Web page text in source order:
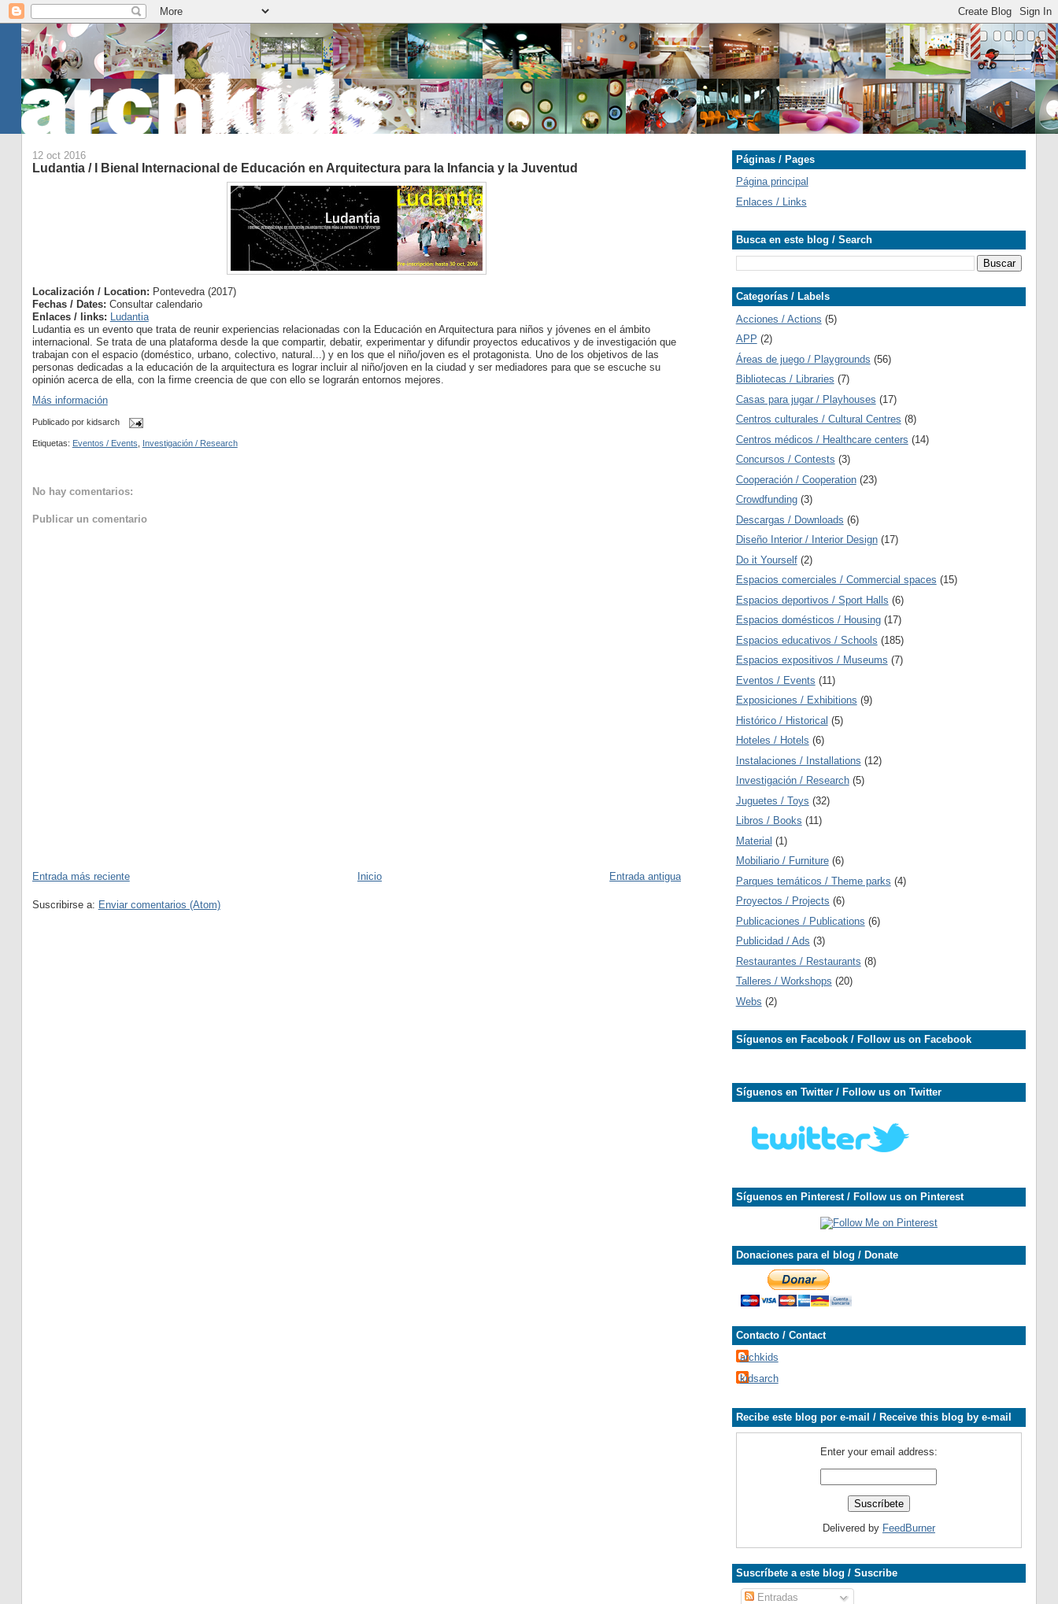
12 oct 2016
Ludantia / I Bienal Internacional de Educación en Arquitectura para la Infancia y la Juventud
Localización / Location: Pontevedra (2017)
Fechas / Dates: Consultar calendario
Enlaces / links: Ludantia
Ludantia es un evento que trata de reunir experiencias relacionadas con la Educación en Arquitectura para niños y jóvenes en el ámbito
internacional. Se trata de una plataforma desde la que compartir, debatir, experimentar y difundir proyectos educativos y de investigación que
trabajan con el espacio (doméstico, urbano, colectivo, natural...) y en los que el niño/joven es el protagonista. Uno de los objetivos de las
personas dedicadas a la educación de la arquitectura es lograr incluir al niño/joven en la ciudad y ser mediadores para que se escuche su
opinión acerca de ella, con la firme creencia de que con ello se lograrán entornos mejores.
Más información
Publicado por kidsarch
Etiquetas: Eventos / Events Investigación / Research
No hay comentarios:
Publicar un comentario
Entrada más reciente Entrada antigua
Inicio
Suscribirse a: Enviar comentarios (Atom)
Páginas / Pages
Página principal
Enlaces / Links
Busca en este blog / Search
Categorías / Labels
Acciones / Actions (5)
APP (2)
Áreas de juego / Playgrounds (56)
Bibliotecas / Libraries (7)
Casas para jugar / Playhouses (17)
Centros culturales / Cultural Centres (8)
Centros médicos / Healthcare centers (14)
Concursos / Contests (3)
Cooperación / Cooperation (23)
Crowdfunding (3)
Descargas / Downloads (6)
Diseño Interior / Interior Design (17)
Do it Yourself (2)
Espacios comerciales / Commercial spaces (15)
Espacios deportivos / Sport Halls (6)
Espacios domésticos / Housing (17)
Espacios educativos / Schools (185)
Espacios expositivos / Museums (7)
Eventos / Events (11)
Exposiciones / Exhibitions (9)
Histórico / Historical (5)
Hoteles / Hotels (6)
Instalaciones / Installations (12)
Investigación / Research (5)
Juguetes / Toys (32)
Libros / Books (11)
Material (1)
Mobiliario / Furniture (6)
Parques temáticos / Theme parks (4)
Proyectos / Projects (6)
Publicaciones / Publications (6)
Publicidad / Ads (3)
Restaurantes / Restaurants (8)
Talleres / Workshops (20)
Webs (2)
Síguenos en Facebook / Follow us on Facebook
Síguenos en Twitter / Follow us on Twitter
Síguenos en Pinterest / Follow us on Pinterest
Donaciones para el blog / Donate
Contacto / Contact
archkids
kidsarch
Recibe este blog por e-mail / Receive this blog by e-mail
Enter your email address:
Delivered by FeedBurner
Suscríbete a este blog / Suscribe
Entradas